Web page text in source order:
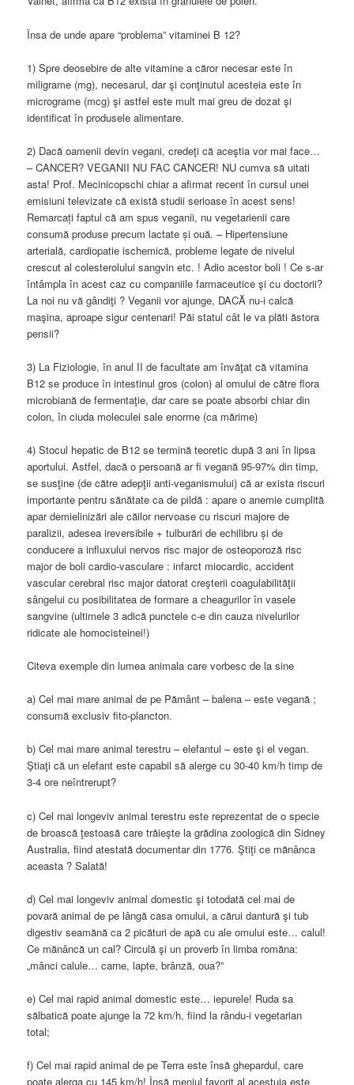
Însa de unde apare “problema” vitaminei B 12?
1) Spre deosebire de alte vitamine a căror necesar este în
miligrame (mg), necesarul, dar şi conţinutul acesteia este în
micrograme (mcg) şi astfel este mult mai greu de dozat şi
identificat în produsele alimentare.
2) Dacă oamenii devin vegani, credeţi că aceştia vor mai face…
– CANCER? VEGANII NU FAC CANCER! NU cumva să uitati
asta! Prof. Mecinicopschi chiar a afirmat recent în cursul unei
emisiuni televizate că există studii serioase în acest sens!
Remarcați faptul că am spus veganii, nu vegetarienii care
consumă produse precum lactate și ouă. – Hipertensiune
arterială, cardiopatie ischemică, probleme legate de nivelul
crescut al colesterolului sangvin etc. ! Adio acestor boli ! Ce s-ar
întâmpla în acest caz cu companiile farmaceutice şi cu doctorii?
La noi nu vă gândiţi ? Veganii vor ajunge, DACĂ nu-i calcă
maşina, aproape sigur centenari! Păi statul cât le va plăti ăstora
pensii?
3) La Fiziologie, în anul II de facultate am învăţat că vitamina
B12 se produce în intestinul gros (colon) al omului de către flora
microbiană de fermentaţie, dar care se poate absorbi chiar din
colon, în ciuda moleculei sale enorme (ca mărime)
4) Stocul hepatic de B12 se termină teoretic după 3 ani în lipsa
aportului. Astfel, dacă o persoană ar fi vegană 95-97% din timp,
se susţine (de către adepţii anti-veganismului) că ar exista riscuri
importante pentru sănătate ca de pildă : apare o anemie cumplită
apar demielinizări ale căilor nervoase cu riscuri majore de
paralizii, adesea ireversibile + tulburări de echilibru și de
conducere a influxului nervos risc major de osteoporoză risc
major de boli cardio-vasculare : infarct miocardic, accident
vascular cerebral risc major datorat creşterii coagulabilităţii
sângelui cu posibilitatea de formare a cheagurilor în vasele
sangvine (ultimele 3 adică punctele c-e din cauza nivelurilor
ridicate ale homocisteinei!)
Citeva exemple din lumea animala care vorbesc de la sine
a) Cel mai mare animal de pe Pământ – balena – este vegană ;
consumă exclusiv fito-plancton.
b) Cel mai mare animal terestru – elefantul – este şi el vegan.
Ştiaţi că un elefant este capabil să alerge cu 30-40 km/h timp de
3-4 ore neîntrerupt?
c) Cel mai longeviv animal terestru este reprezentat de o specie
de broască ţestoasă care trăieşte la grădina zoologică din Sidney
Australia, fiind atestată documentar din 1776. Ştiţi ce mănânca
aceasta ? Salată!
d) Cel mai longeviv animal domestic şi totodată cel mai de
povară animal de pe lângă casa omului, a cărui dantură şi tub
digestiv seamănă ca 2 picături de apă cu ale omului este… calul!
Ce mănâncă un cal? Circulă şi un proverb în limba romăna:
„mânci calule… carne, lapte, brânză, oua?”
e) Cel mai rapid animal domestic este… iepurele! Ruda sa
sălbatică poate ajunge la 72 km/h, fiind la rându-i vegetarian
total;
f) Cel mai rapid animal de pe Terra este însă ghepardul, care
poate alerga cu 145 km/h! Însă meniul favorit al acestuia este